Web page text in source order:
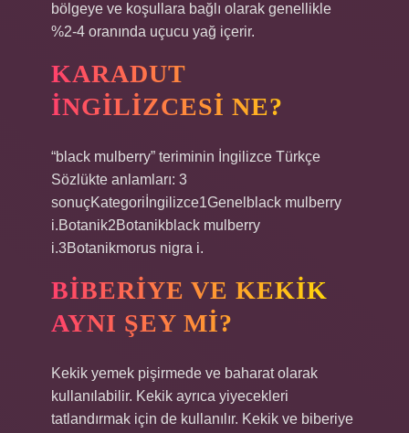
bölgeye ve koşullara bağlı olarak genellikle
%2-4 oranında uçucu yağ içerir.
KARADUT
INGILIZCESI NE?
“black mulberry” teriminin İngilizce Türkçe
Sözlükte anlamları: 3
sonuçKategoriİngilizce1Genelblack mulberry
i.Botanik2Botanikblack mulberry
i.3Botanikmorus nigra i.
BIBERIYE VE KEKIK
AYNI ŞEY MI?
Kekik yemek pişirmede ve baharat olarak
kullanılabilir. Kekik ayrıca yiyecekleri
tatlandırmak için de kullanılır. Kekik ve biberiye